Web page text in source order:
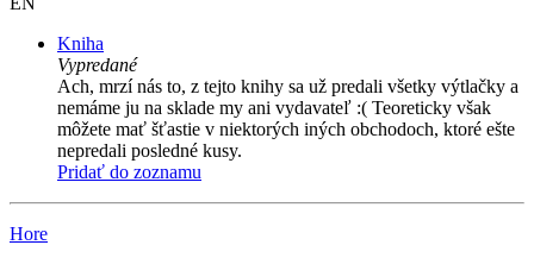
Kniha
Vypredané
Ach, mrzí nás to, z tejto knihy sa už predali všetky výtlačky a
nemáme ju na sklade my ani vydavateľ :( Teoreticky však
môžete mať šťastie v niektorých iných obchodoch, ktoré ešte
nepredali posledné kusy.
Pridať do zoznamu
Hore